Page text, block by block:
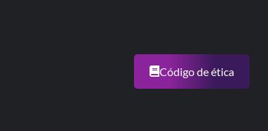
Código de ética